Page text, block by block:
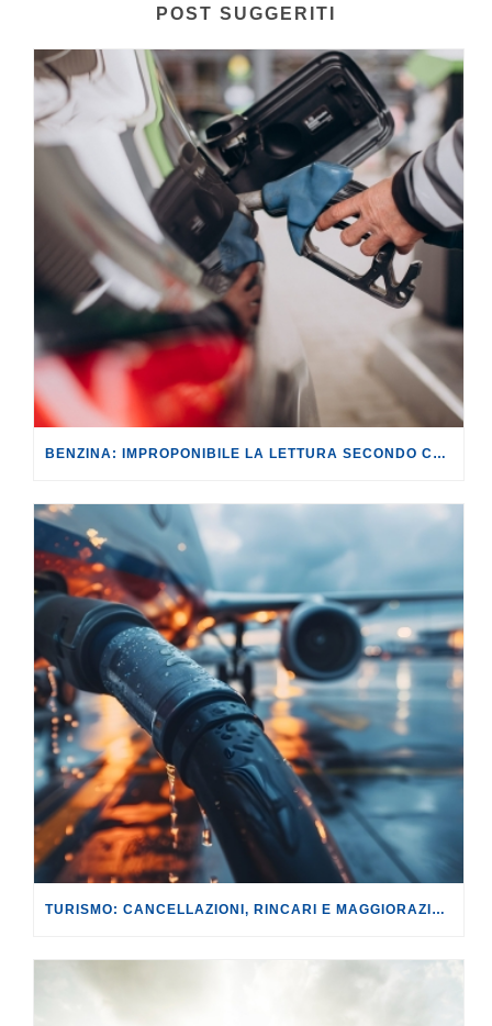
POST SUGGERITI
BENZINA: IMPROPONIBILE LA LETTURA SECONDO CUI PROROGARE IL TAGLIO DELLE ACCISE SIGNIFICA TASSARE TUTTI I CITTADINI.
TURISMO: CANCELLAZIONI, RINCARI E MAGGIORAZIONI DI VOLI E PRENOTAZIONI.